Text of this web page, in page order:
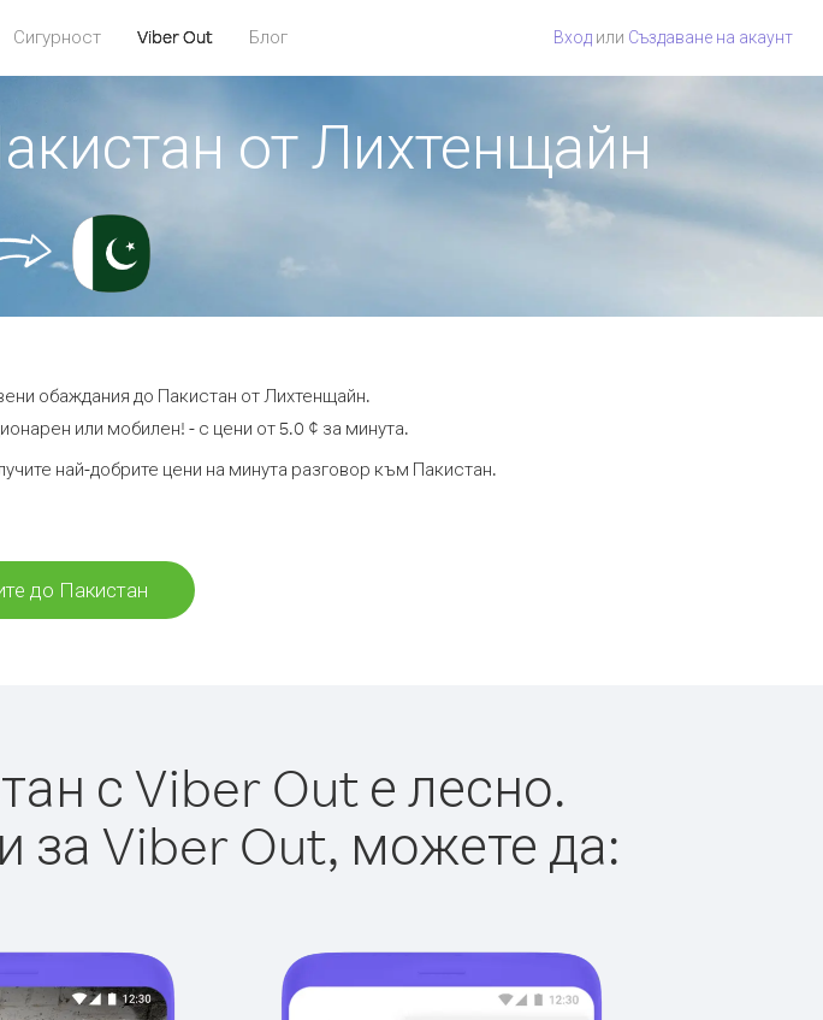
Сигурност Viber Out Блог Вход или Създаване на акаунт
от Лихтенщайн
обаждания до Пакистан от Лихтенщайн.
или мобилен! - с цени от 5.0 ¢ за минута.
най-добрите цени на минута разговор към Пакистан.
до Пакистан
с Viber Out е лесно.
за Viber Out, можете да: